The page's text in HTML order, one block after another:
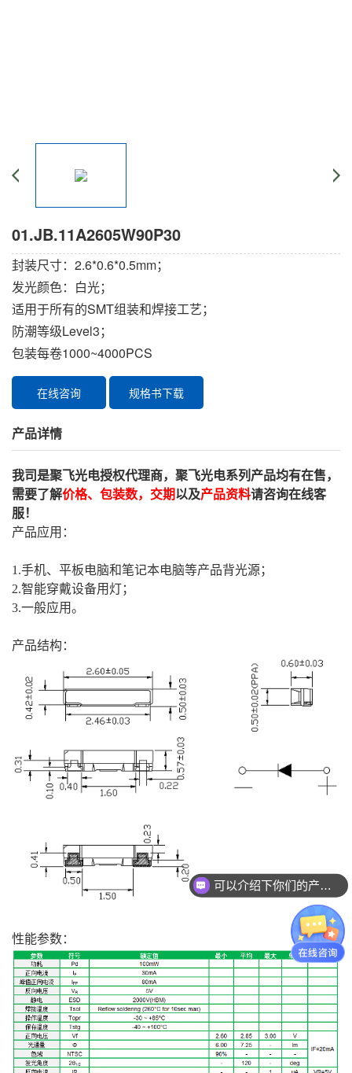
01.JB.11A2605W90P30
封装尺寸：2.6*0.6*0.5mm；
发光颜色：白光；
适用于所有的SMT组装和焊接工艺；
防潮等级Level3；
包装每卷1000~4000PCS
在线咨询 规格书下载
产品详情
我司是聚飞光电授权代理商， 聚飞光电系列产品均有在售，
需要了解价格、包装数，交期以及产品资料请咨询在线客
服！
产品应用：
1.手机、平板电脑和笔记本电脑等产品背光源；
2.智能穿戴设备用灯；
3.一般应用。
产品结构：
性能参数：
可以介绍下你们的产品么？
你们是怎么收费的呢？